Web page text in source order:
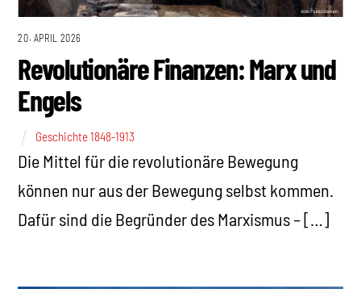
20. APRIL 2026
Revolutionäre Finanzen: Marx und
Engels
Geschichte 1848-1913
Die Mittel für die revolutionäre Bewegung
können nur aus der Bewegung selbst kommen.
Dafür sind die Begründer des Marxismus – […]